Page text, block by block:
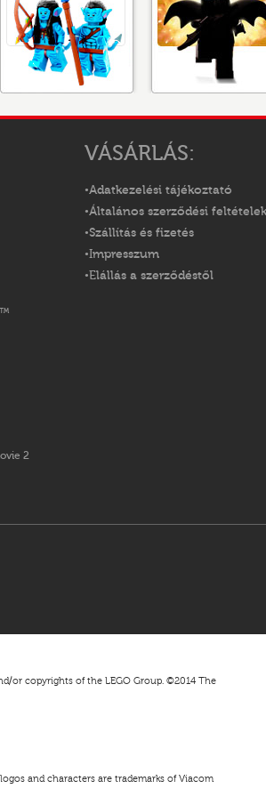
2
VÁSÁRLÁS:
Adatkezelési tájékoztató
Általános szerződési feltételek
Szállítás és fizetés
Impresszum
Elállás a szerződéstől
or copyrights of the LEGO Group. ©2014 The
and characters are trademarks of Viacom